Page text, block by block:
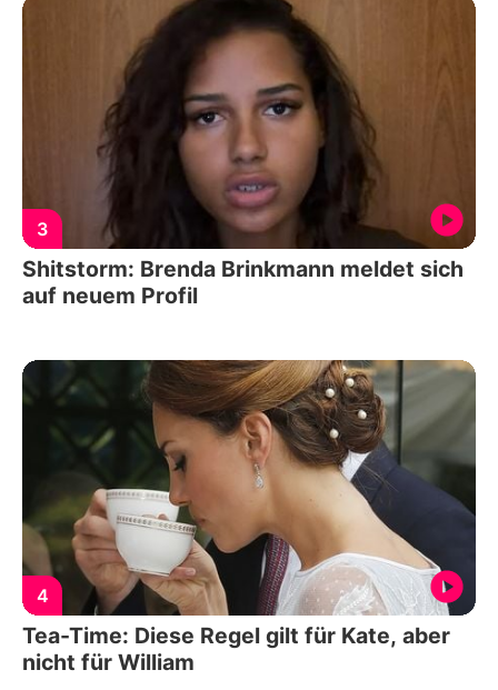
3
Shitstorm: Brenda Brinkmann meldet sich
auf neuem Profil
4
Tea-Time: Diese Regel gilt für Kate, aber
nicht für William